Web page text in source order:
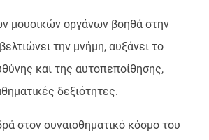
μουσικών οργάνων βοηθά στην
την μνήμη, αυξάνει το
και της αυτοπεποίθησης,
δεξιότητες.
στον συναισθηματικό κόσμο του